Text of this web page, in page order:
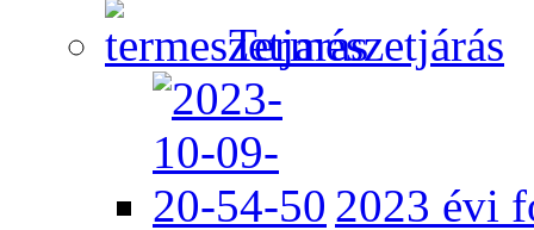
Természetjárás
2023 évi